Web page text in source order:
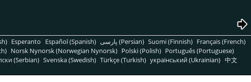
Esperanto Español (Spanish) پارسی (Persian) Suomi (Finnish) Français (French)
Norsk Nynorsk (Norwegian Nynorsk) Polski (Polish) Português (Portuguese)
(Serbian) Svenska (Swedish) Türkçe (Turkish) український (Ukrainian) 中文